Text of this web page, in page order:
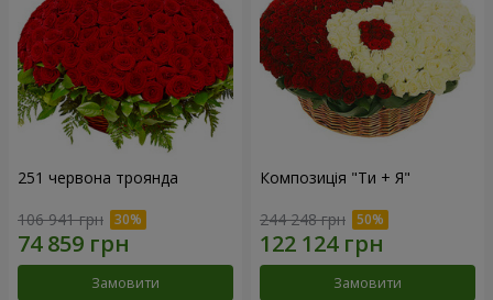
251 червона троянда
106 941 грн
Замовити
Композиція "Ти + Я"
244 248 грн
Замовити